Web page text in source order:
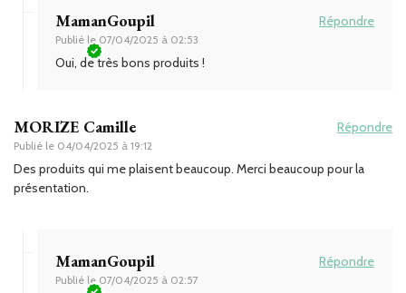
MamanGoupil
Publié le 07/04/2025 à 02:53
Répondre
Oui, de très bons produits !
MORIZE Camille
Publié le 04/04/2025 à 19:12
Répondre
Des produits qui me plaisent beaucoup. Merci beaucoup pour la
présentation.
MamanGoupil
Publié le 07/04/2025 à 02:57
Répondre